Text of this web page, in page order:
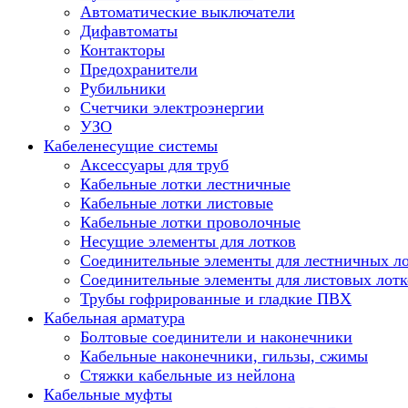
Автоматические выключатели
Дифавтоматы
Контакторы
Предохранители
Рубильники
Счетчики электроэнергии
УЗО
Кабеленесущие системы
Аксессуары для труб
Кабельные лотки лестничные
Кабельные лотки листовые
Кабельные лотки проволочные
Несущие элементы для лотков
Соединительные элементы для лестничных
Соединительные элементы для листовых
Трубы гофрированные и гладкие ПВХ
Кабельная арматура
Болтовые соединители и наконечники
Кабельные наконечники, гильзы, сжимы
Стяжки кабельные из нейлона
Кабельные муфты